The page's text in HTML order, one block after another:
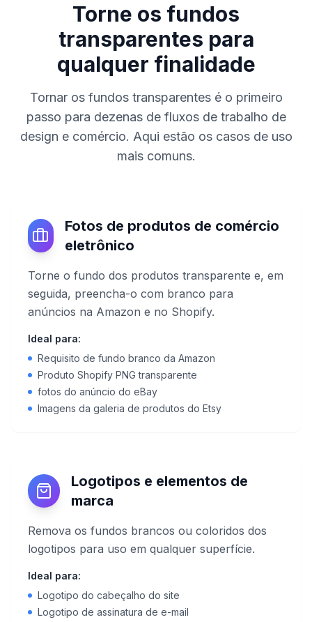
Torne os fundos
transparentes para
qualquer finalidade
Tornar os fundos transparentes é o primeiro
passo para dezenas de fluxos de trabalho de
design e comércio. Aqui estão os casos de uso
mais comuns.
Fotos de produtos de comércio
eletrônico
Torne o fundo dos produtos transparente e, em
seguida, preencha-o com branco para
anúncios na Amazon e no Shopify.
Ideal para:
Requisito de fundo branco da Amazon
Produto Shopify PNG transparente
fotos do anúncio do eBay
Imagens da galeria de produtos do Etsy
Logotipos e elementos de
marca
Remova os fundos brancos ou coloridos dos
logotipos para uso em qualquer superfície.
Ideal para:
Logotipo do cabeçalho do site
Logotipo de assinatura de e-mail